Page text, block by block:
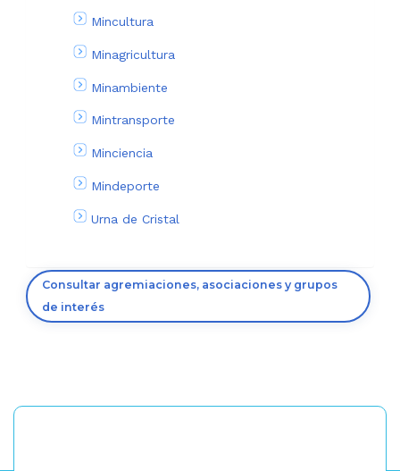
Mincultura
Minagricultura
Minambiente
Mintransporte
Minciencia
Mindeporte
Urna de Cristal
Consultar agremiaciones, asociaciones y grupos
de interés